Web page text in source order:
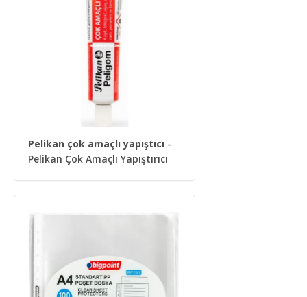
Pelikan çok amaçlı yapıştıcı -
Pelikan Çok Amaçlı Yapıştırıcı